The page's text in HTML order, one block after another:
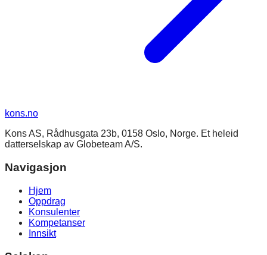
kons.no
Kons AS, Rådhusgata 23b, 0158 Oslo, Norge. Et heleid
datterselskap av Globeteam A/S.
Navigasjon
Hjem
Oppdrag
Konsulenter
Kompetanser
Innsikt